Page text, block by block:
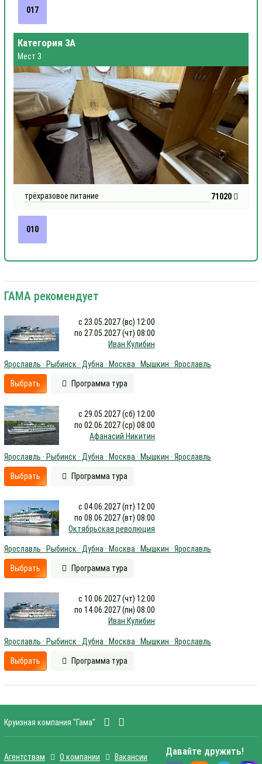
017
Категория 3А
Мест 3
трёхразовое питание 71020
010
ГАМА рекомендует
с 23.05.2027 (вс) 12:00
по 27.05.2027 (чт) 08:00
Иван Кулибин
Ярославль · Рыбинск · Дубна · Москва · Мышкин · Ярославль
Выбрать Программа тура
с 29.05.2027 (сб) 12:00
по 02.06.2027 (ср) 08:00
Афанасий Никитин
Ярославль · Рыбинск · Дубна · Москва · Мышкин · Ярославль
Выбрать Программа тура
с 04.06.2027 (пт) 12:00
по 08.06.2027 (вт) 08:00
Октябрьская революция
Ярославль · Рыбинск · Дубна · Москва · Мышкин · Ярославль
Выбрать Программа тура
с 10.06.2027 (чт) 12:00
по 14.06.2027 (пн) 08:00
Иван Кулибин
Ярославль · Рыбинск · Дубна · Москва · Мышкин · Ярославль
Выбрать Программа тура
Круизная компания "Гама"
Агентствам О компании
Вакансии
Давайте дружить!